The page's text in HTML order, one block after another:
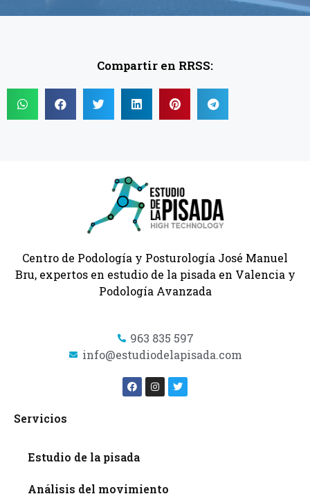
Compartir en RRSS:
Centro de Podología y Posturología José Manuel
Bru, expertos en estudio de la pisada en Valencia y
Podología Avanzada
963 835 597
info@estudiodelapisada.com
Servicios
Estudio de la pisada
Análisis del movimiento